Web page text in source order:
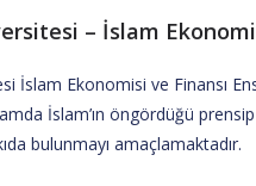
– İslam
İslam Ekonomisi ve Finansı
İslam’ın öngördüğü
bulunmayı amaçlamaktadır.